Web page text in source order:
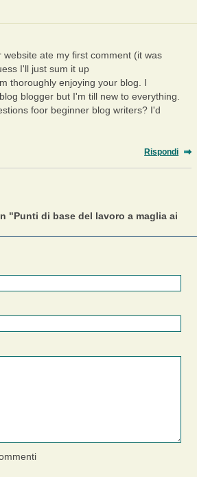
website ate my first comment (it was
I'll just sum it up
thoroughly enjoying your blog. I
blogger but I'm till new to everything.
foor beginner blog writers? I'd
Rispondi
"Punti di base del lavoro a maglia ai